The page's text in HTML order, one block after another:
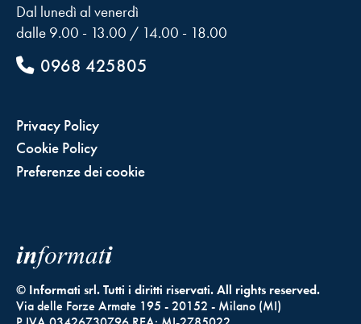
Dal lunedì al venerdì
dalle 9.00 - 13.00 / 14.00 - 18.00
0968 425805
Privacy Policy
Cookie Policy
Preferenze dei cookie
© Informati srl. Tutti i diritti riservati. All rights reserved.
Via delle Forze Armate 195 - 20152 - Milano (MI)